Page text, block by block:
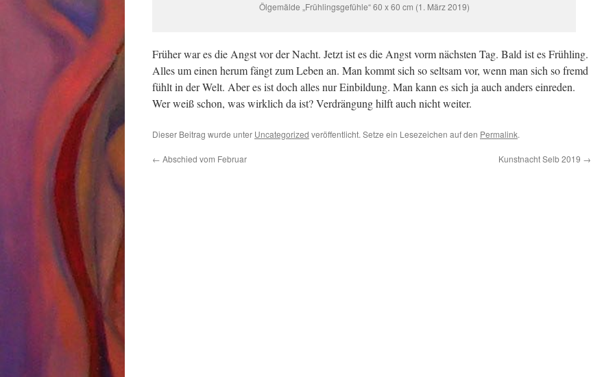
Ölgemälde „Frühlingsgefühle“ 60 x 60 cm (1. März 2019)
Früher war es die Angst vor der Nacht. Jetzt ist es die Angst vorm nächsten Tag. Bald ist es Frühling.
Alles um einen herum fängt zum Leben an. Man kommt sich so seltsam vor, wenn man sich so fremd
fühlt in der Welt. Aber es ist doch alles nur Einbildung. Man kann es sich ja auch anders einreden.
Wer weiß schon, was wirklich da ist? Verdrängung hilft auch nicht weiter.
Dieser Beitrag wurde unter Uncategorized veröffentlicht. Setze ein Lesezeichen auf den Permalink.
← Abschied vom Februar Kunstnacht Selb 2019 →